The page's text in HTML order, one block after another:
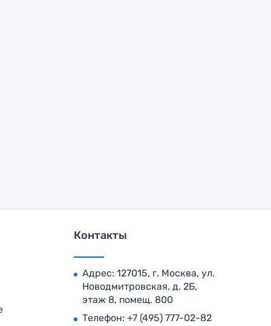
Контакты
Адрес: 127015, г. Москва, ул.
Новодмитровская, д. 2Б,
этаж 8, помещ. 800
Телефон: +7 (495) 777-02-82